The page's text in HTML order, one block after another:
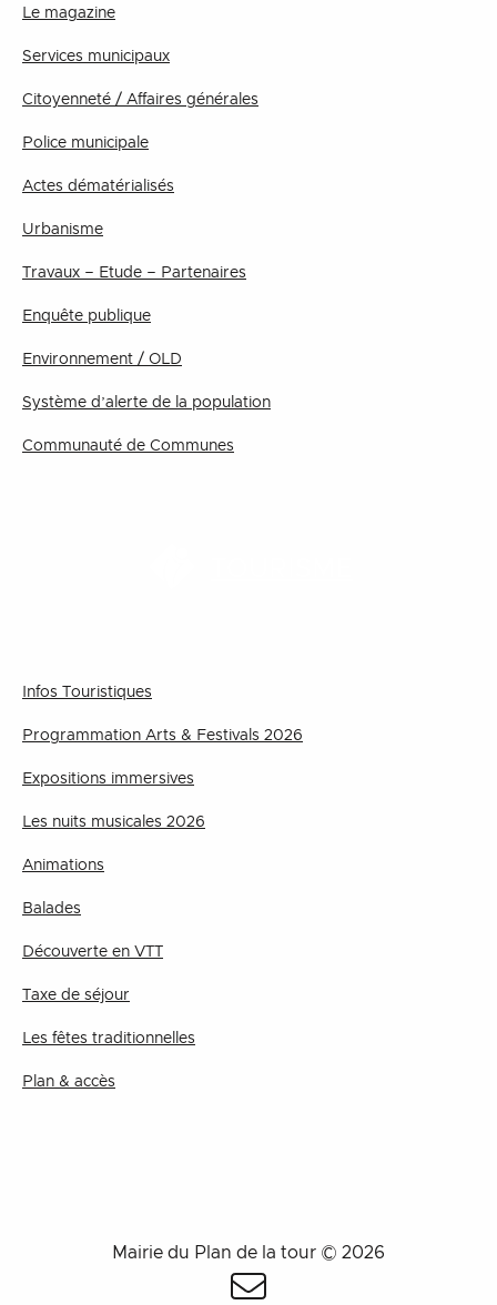
Le magazine
Services municipaux
Citoyenneté / Affaires générales
Police municipale
Actes dématérialisés
Urbanisme
Travaux – Etude – Partenaires
Enquête publique
Environnement / OLD
Système d’alerte de la population
Communauté de Communes
Infos Touristiques
Programmation Arts & Festivals 2026
Expositions immersives
Les nuits musicales 2026
Animations
Balades
Découverte en VTT
Taxe de séjour
Les fêtes traditionnelles
Plan & accès
Mairie du Plan de la tour © 2026